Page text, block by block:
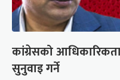
कांग्रेसको
सुनुवाइ गर्ने